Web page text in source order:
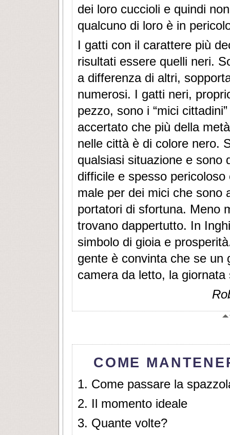
dei loro cuccioli e quindi
qualcuno di loro è in
I gatti con il carattere più
risultati essere quelli neri.
a differenza di altri,
numerosi. I gatti neri,
pezzo, sono i “mici
accertato che più della
nelle città è di colore nero.
qualsiasi situazione e sono
difficile e spesso
male per dei mici che sono
portatori di sfortuna. Meno
trovano dappertutto. In
simbolo di gioia e
gente è convinta che se un
camera da letto, la
COME
1. Come passare la
2. Il momento ideale
3. Quante volte?